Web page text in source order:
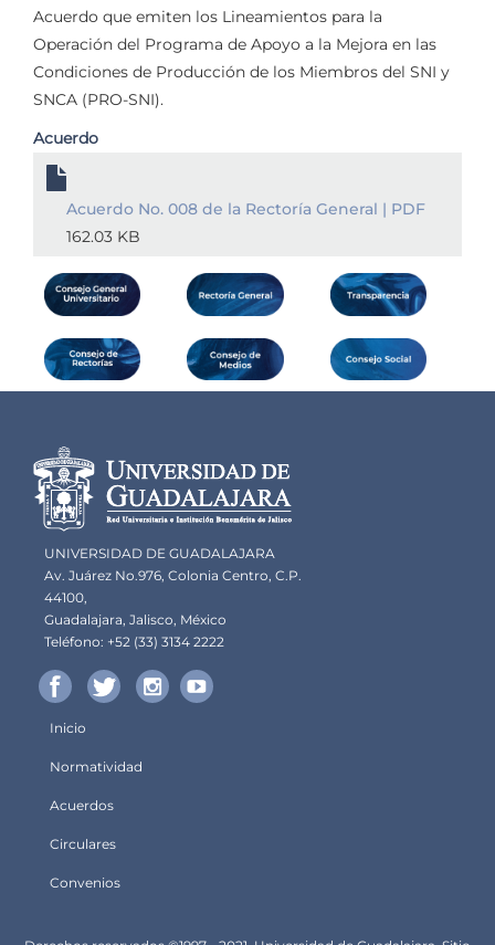
Acuerdo que emiten los Lineamientos para la
Operación del Programa de Apoyo a la Mejora en las
Condiciones de Producción de los Miembros del SNI y
SNCA (PRO-SNI).
Acuerdo
Acuerdo No. 008 de la Rectoría General | PDF
162.03 KB
Información del
portal
UNIVERSIDAD DE GUADALAJARA
Av. Juárez No.976, Colonia Centro, C.P.
44100,
Guadalajara, Jalisco, México
Teléfono: +52 (33) 3134 2222
principal
Inicio
Normatividad
Acuerdos
Circulares
Convenios